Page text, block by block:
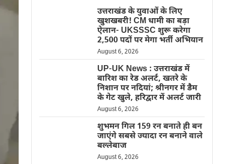
उत्तराखंड के युवाओं के लिए
खुशखबरी! CM धामी का बड़ा
ऐलान- UKSSSC शुरू करेगा
2,500 पदों पर मेगा भर्ती अभियान
August 6, 2026
UP-UK News : उत्तराखंड में
बारिश का रेड अलर्ट, खतरे के
निशान पर नदियां; श्रीनगर में डैम
के गेट खुले, हरिद्वार में अलर्ट जारी
August 6, 2026
शुभमन गिल 159 रन बनाते ही बन
जाएंगे सबसे ज्यादा रन बनाने वाले
बल्लेबाज
August 6, 2026